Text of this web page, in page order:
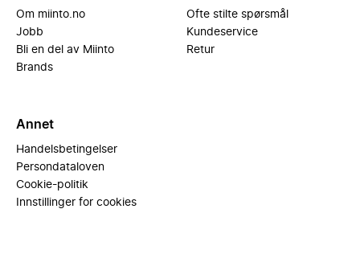
Om miinto.no
Jobb
Bli en del av Miinto
Brands
Ofte stilte spørsmål
Kundeservice
Retur
Annet
Handelsbetingelser
Persondataloven
Cookie-politik
Innstillinger for cookies